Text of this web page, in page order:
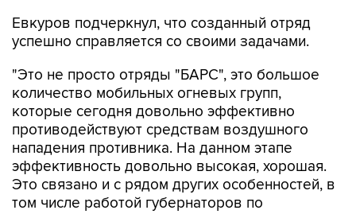
Евкуров подчеркнул, что созданный отряд
успешно справляется со своими задачами.
"Это не просто отряды "БАРС", это большое
количество мобильных огневых групп,
которые сегодня довольно эффективно
противодействуют средствам воздушного
нападения противника. На данном этапе
эффективность довольно высокая, хорошая.
Это связано и с рядом других особенностей, в
том числе работой губернаторов по